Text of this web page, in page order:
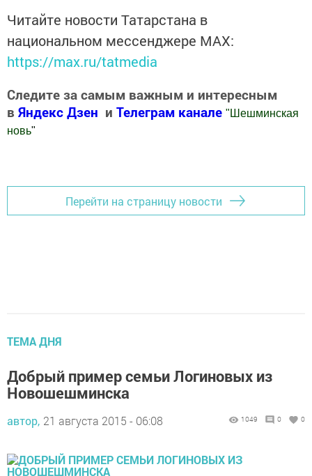
Читайте новости Татарстана в
национальном мессенджере MАХ:
https://max.ru/tatmedia
Следите за самым важным и интересным
в Яндекс Дзен и Телеграм канале " Шешминская
новь"
Перейти на страницу новости
ТЕМА ДНЯ
Добрый пример семьи Логиновых из
Новошешминска
автор, 21 августа 2015 - 06:08 1049 0 0